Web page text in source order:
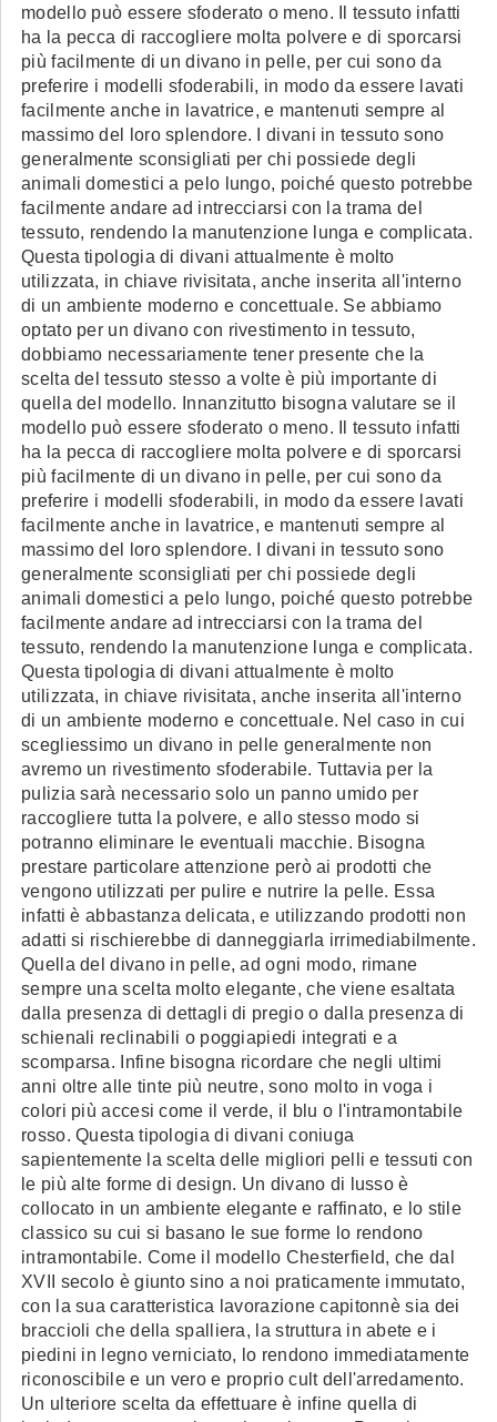
modello può essere sfoderato o meno. Il tessuto infatti
ha la pecca di raccogliere molta polvere e di sporcarsi
più facilmente di un divano in pelle, per cui sono da
preferire i modelli sfoderabili, in modo da essere lavati
facilmente anche in lavatrice, e mantenuti sempre al
massimo del loro splendore. I divani in tessuto sono
generalmente sconsigliati per chi possiede degli
animali domestici a pelo lungo, poiché questo potrebbe
facilmente andare ad intrecciarsi con la trama del
tessuto, rendendo la manutenzione lunga e complicata.
Questa tipologia di divani attualmente è molto
utilizzata, in chiave rivisitata, anche inserita all'interno
di un ambiente moderno e concettuale. Se abbiamo
optato per un divano con rivestimento in tessuto,
dobbiamo necessariamente tener presente che la
scelta del tessuto stesso a volte è più importante di
quella del modello. Innanzitutto bisogna valutare se il
modello può essere sfoderato o meno. Il tessuto infatti
ha la pecca di raccogliere molta polvere e di sporcarsi
più facilmente di un divano in pelle, per cui sono da
preferire i modelli sfoderabili, in modo da essere lavati
facilmente anche in lavatrice, e mantenuti sempre al
massimo del loro splendore. I divani in tessuto sono
generalmente sconsigliati per chi possiede degli
animali domestici a pelo lungo, poiché questo potrebbe
facilmente andare ad intrecciarsi con la trama del
tessuto, rendendo la manutenzione lunga e complicata.
Questa tipologia di divani attualmente è molto
utilizzata, in chiave rivisitata, anche inserita all'interno
di un ambiente moderno e concettuale. Nel caso in cui
scegliessimo un divano in pelle generalmente non
avremo un rivestimento sfoderabile. Tuttavia per la
pulizia sarà necessario solo un panno umido per
raccogliere tutta la polvere, e allo stesso modo si
potranno eliminare le eventuali macchie. Bisogna
prestare particolare attenzione però ai prodotti che
vengono utilizzati per pulire e nutrire la pelle. Essa
infatti è abbastanza delicata, e utilizzando prodotti non
adatti si rischierebbe di danneggiarla irrimediabilmente.
Quella del divano in pelle, ad ogni modo, rimane
sempre una scelta molto elegante, che viene esaltata
dalla presenza di dettagli di pregio o dalla presenza di
schienali reclinabili o poggiapiedi integrati e a
scomparsa. Infine bisogna ricordare che negli ultimi
anni oltre alle tinte più neutre, sono molto in voga i
colori più accesi come il verde, il blu o l'intramontabile
rosso. Questa tipologia di divani coniuga
sapientemente la scelta delle migliori pelli e tessuti con
le più alte forme di design. Un divano di lusso è
collocato in un ambiente elegante e raffinato, e lo stile
classico su cui si basano le sue forme lo rendono
intramontabile. Come il modello Chesterfield, che dal
XVII secolo è giunto sino a noi praticamente immutato,
con la sua caratteristica lavorazione capitonnè sia dei
braccioli che della spalliera, la struttura in abete e i
piedini in legno verniciato, lo rendono immediatamente
riconoscibile e un vero e proprio cult dell'arredamento.
Un ulteriore scelta da effettuare è infine quella di